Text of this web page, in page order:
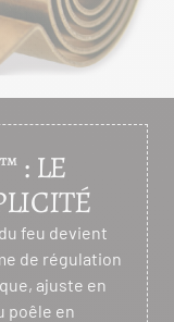
: LE
feu devient
de régulation
ajuste en
poêle en